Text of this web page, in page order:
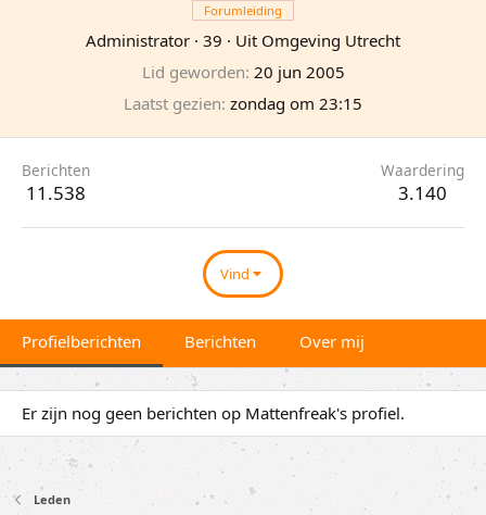
Forumleiding
Administrator · 39 · Uit Omgeving Utrecht
Lid geworden 20 jun 2005
Laatst gezien zondag om 23:15
Berichten
11.538
Waardering
3.140
Vind
Profielberichten Berichten Over mij
Er zijn nog geen berichten op Mattenfreak's profiel.
Leden